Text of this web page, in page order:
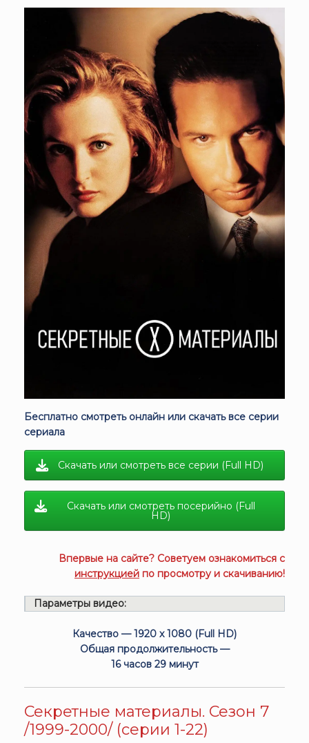
Бесплатно смотреть онлайн или скачать все серии
сериала
Скачать или смотреть все серии (Full HD)
Скачать или смотреть посерийно (Full
HD)
Впервые на сайте? Советуем ознакомиться с
инструкцией по просмотру и скачиванию!
Параметры видео:
Качество — 1920 x 1080 (Full HD)
Общая продолжительность —
16 часов 29 минут
Секретные материалы. Сезон 7
/1999-2000/ (серии 1-22)